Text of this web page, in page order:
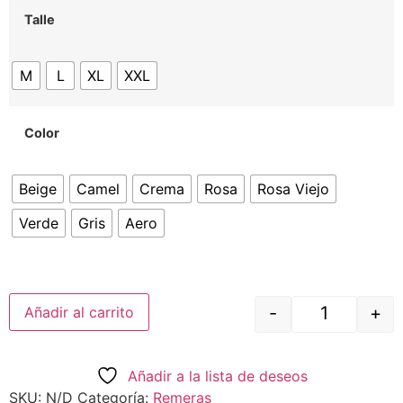
Talle
M L XL XXL
Color
Beige Camel Crema Rosa
Rosa Viejo
Verde
Gris Aero
- +
Añadir al carrito
Añadir a la lista de deseos
SKU: N/D Categoría: Remeras